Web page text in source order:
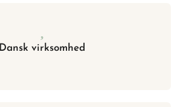
Dansk virksomhed